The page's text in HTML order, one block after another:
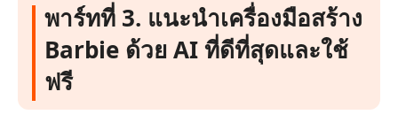
พาร์ทที่ 3. แนะนำเครื่องมือสร้าง
Barbie ด้วย AI ที่ดีที่สุดและใช้
ฟรี